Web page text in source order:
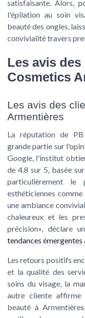
satisfaisante. Alors,
l'épilation au soin
beauté des ongles,
convivialité travers
Les avis
Cosmetics
Les avis des
Armentières
La réputation de
grande partie sur
Google, l'institut
de 4.8 sur 5, basée
particulièrement le
esthéticiennes
une ambiance
chaleureux et les
précision», déclare
tendances
Les retours positifs
et la qualité des
soins du visage, la
autre cliente affirme
beauté à